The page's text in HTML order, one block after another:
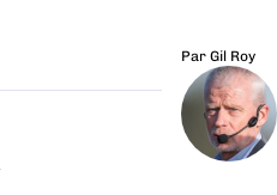
Par Gil Roy